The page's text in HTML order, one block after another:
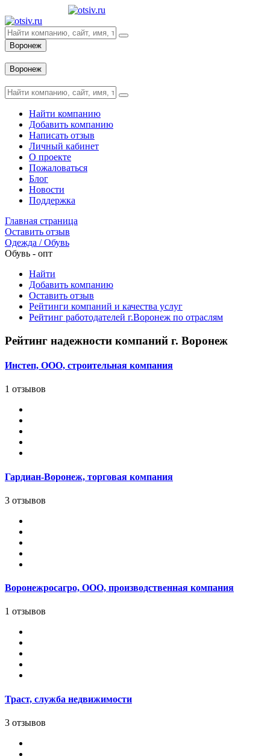
Воронеж
Воронеж
Найти компанию
Добавить компанию
Написать отзыв
Личный кабинет
О проекте
Пожаловаться
Блог
Новости
Поддержка
Главная страница
Оставить отзыв
Одежда / Обувь
Обувь - опт
Найти
Добавить компанию
Оставить отзыв
Рейтинги компаний и качества услуг
Рейтинг работодателей г.Воронеж по отраслям
Рейтинг надежности компаний г. Воронеж
Инстеп, ООО, строительная компания
1 отзывов
Гардиан-Воронеж, торговая компания
3 отзывов
Воронежросагро, ООО, производственная компания
1 отзывов
Траст, служба недвижимости
3 отзывов